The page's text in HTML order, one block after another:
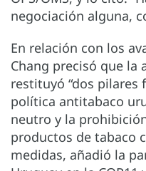
negociación alguna,
En relación con los
Chang precisó que la
restituyó “dos pilares
política antitabaco
neutro y la
productos de tabaco
medidas, añadió la